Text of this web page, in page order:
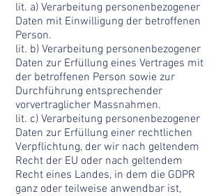
lit. a) Verarbeitung personenbezogener
Daten mit Einwilligung der betroffenen
Person.
lit. b) Verarbeitung personenbezogener
Daten zur Erfüllung eines Vertrages mit
der betroffenen Person sowie zur
Durchführung entsprechender
vorvertraglicher Massnahmen.
lit. c) Verarbeitung personenbezogener
Daten zur Erfüllung einer rechtlichen
Verpflichtung, der wir nach geltendem
Recht der EU oder nach geltendem
Recht eines Landes, in dem die GDPR
ganz oder teilweise anwendbar ist,